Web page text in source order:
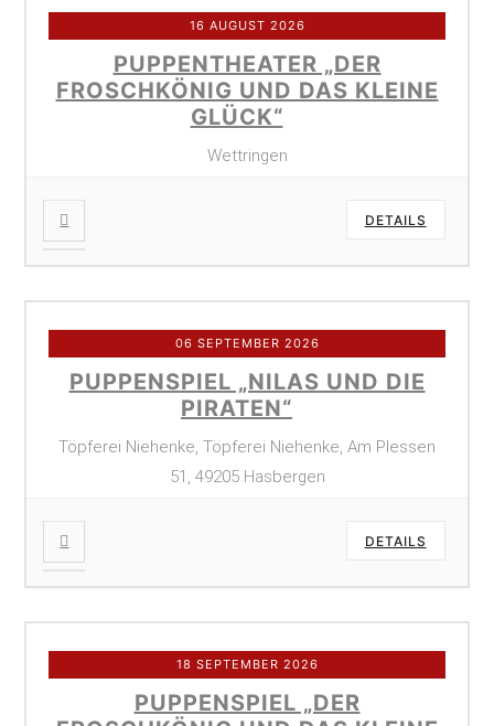
16 AUGUST 2026
PUPPENTHEATER „DER
FROSCHKÖNIG UND DAS KLEINE
GLÜCK“
Wettringen
DETAILS
06 SEPTEMBER 2026
PUPPENSPIEL „NILAS UND DIE
PIRATEN“
Töpferei Niehenke, Töpferei Niehenke, Am Plessen
51, 49205 Hasbergen
DETAILS
18 SEPTEMBER 2026
PUPPENSPIEL „DER